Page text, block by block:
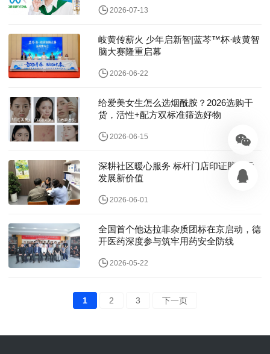
2026-07-13
岐黄传薪火 少年启新智|蓝芩™杯·岐黄智
脑大赛隆重启幕
2026-06-22
给爱美女生怎么选烟酰胺？2026选购干
货，活性+配方双标准筛选好物
2026-06-15
深耕社区暖心服务 标杆门店印证脑次元
发展新价值
2026-06-01
全国首个他达拉非杂质团标在京启动，德
开医药深度参与筑牢用药安全防线
2026-05-22
1 2 3 下一页